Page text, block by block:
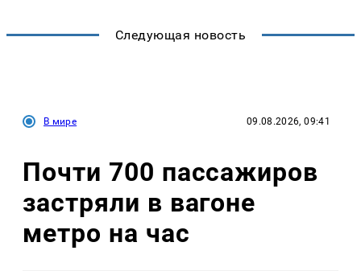
Следующая новость
В мире 09.08.2026, 09:41
Почти 700 пассажиров
застряли в вагоне
метро на час